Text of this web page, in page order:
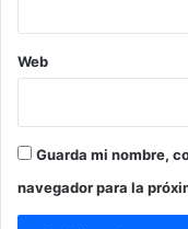
Web
Guarda mi nombre,
navegador para la